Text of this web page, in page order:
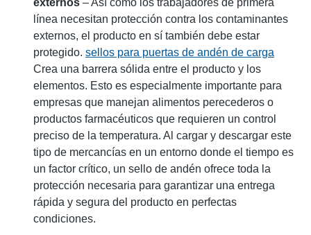
externos – Así como los trabajadores de primera
línea necesitan protección contra los contaminantes
externos, el producto en sí también debe estar
protegido. sellos para puertas de andén de carga
Crea una barrera sólida entre el producto y los
elementos. Esto es especialmente importante para
empresas que manejan alimentos perecederos o
productos farmacéuticos que requieren un control
preciso de la temperatura. Al cargar y descargar este
tipo de mercancías en un entorno donde el tiempo es
un factor crítico, un sello de andén ofrece toda la
protección necesaria para garantizar una entrega
rápida y segura del producto en perfectas
condiciones.